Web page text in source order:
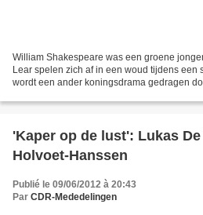
William Shakespeare was een groene
Lear spelen zich af in een woud tijdens een
wordt een ander koningsdrama gedragen
'Kaper op de lust': Lukas
Holvoet-Hanssen
Publié le 09/06/2012 à 20:43
Par CDR-Mededelingen